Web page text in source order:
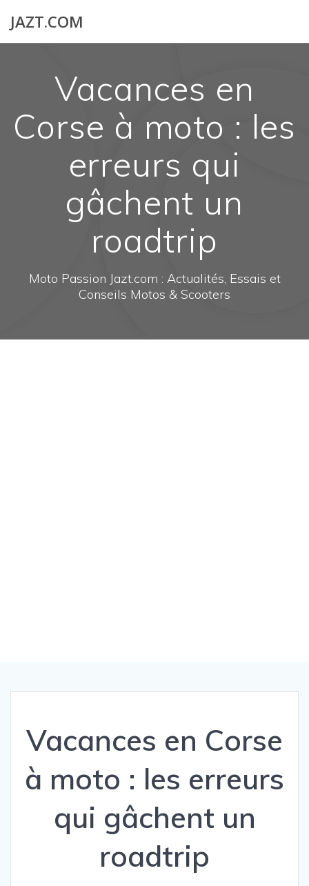
JAZT.COM
Vacances en
Corse à moto : les
erreurs qui
gâchent un
roadtrip
Moto Passion Jazt.com : Actualités, Essais et
Conseils Motos & Scooters
Vacances en Corse
à moto : les erreurs
qui gâchent un
roadtrip